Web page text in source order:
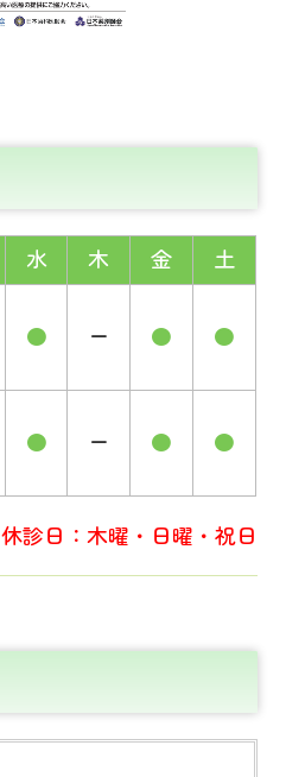
水 木 金
土
● ー ● ●
● ー ● ●
休診日：木曜・日曜・祝日